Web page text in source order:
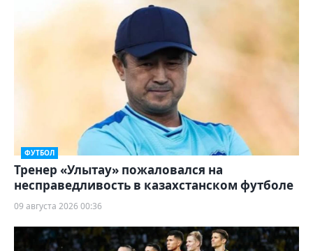
ФУТБОЛ
Тренер «Улытау» пожаловался на
несправедливость в казахстанском футболе
09 августа 2026 00:36